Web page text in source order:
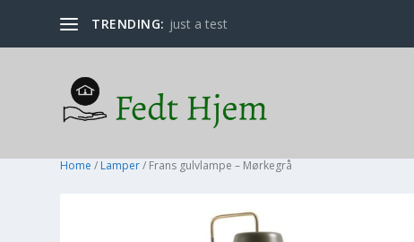
TRENDING: just a test
Home / Lamper/ Frans gulvlampe – Mørkegrå